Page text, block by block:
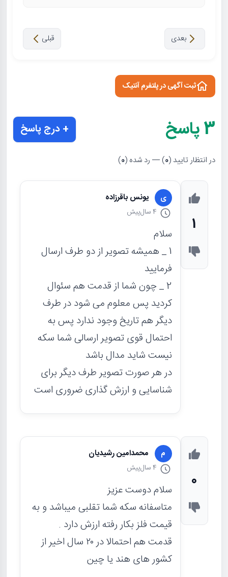
قبلی بعدی
ثبت آگهی در پلتفرم آنتیک
3پاسخ + درج پاسخ
در انتظار تایید (0) — رد شده (0
)
1
ی یونس باقرزاده
4 سال پیش
سلام
1 _ همیشه تصویر از دو طرف ارسال
فرمایید
2 _ چون شما از قدمت هم سئوال
کردید پس معلوم می شود در طرف
دیگر هم تاریخ وجود ندارد پس به
احتمال قوی تصویر ارسالی شما سکه
نیست شاید مدال باشد
در هر صورت تصویر طرف دیگر برای
شناسایی و ارزش گذاری ضروری است
0
م محمدامین رشیدیان
4 سال پیش
سلام دوست عزیز
متاسفانه سکه شما تقلبی میباشد و به
قیمت فلز بکار رفته ارزش دارد .
قدمت هم احتمالا در ۲۰ سال اخیر از
کشور های هند یا چین